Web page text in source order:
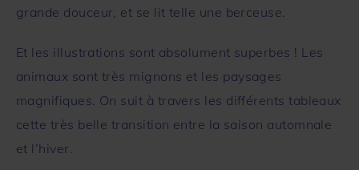
grande douceur, et se lit telle une berceuse.
Et les illustrations sont absolument superbes ! Les
animaux sont très mignons et les paysages
magnifiques. On suit à travers les différents tableaux
cette très belle transition entre la saison automnale
et l’hiver.